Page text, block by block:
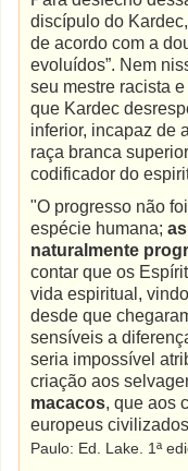
discípulo do
de acordo com a
evoluídos”. Nem
seu mestre racista
que Kardec
inferior, incapaz de
raça branca
codificador do
"O progresso não
espécie humana;
naturalmente
contar que os
vida espiritual,
desde que
sensíveis a
seria impossível
criação aos
macacos, que aos
europeus
Paulo: Ed. Lake. 1ª